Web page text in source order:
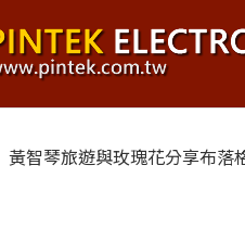
黃智琴旅遊與玫瑰花分享布落